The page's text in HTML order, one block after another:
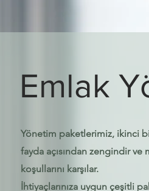
Emlak
Yönetim paketlerimiz, ikinci
fayda açısından zengindir
koşullarını karşılar.
İhtiyaçlarınıza uygun çeşitli